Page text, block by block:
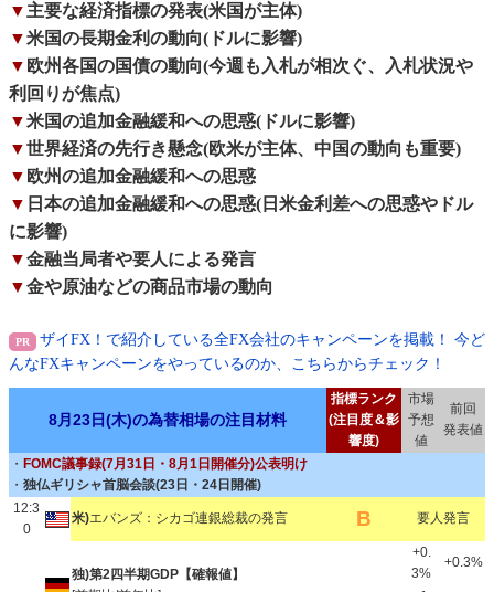
▼主要な経済指標の発表(米国が主体)
▼米国の長期金利の動向(ドルに影響)
▼ 欧州各国の国債の動向(今週も入札が相次ぐ、入札状況や
利回りが焦点)
▼米国の追加金融緩和への思惑(ドルに影響)
▼世界経済の先行き懸念(欧米が主体、中国の動向も重要)
▼ 欧州の追加金融緩和への思惑
▼ 日本の追加金融緩和への思惑(日米金利差への思惑やドル
に影響)
▼金融当局者や要人による発言
▼金や原油などの商品市場の動向
ザイFX！で紹介している全FX会社のキャンペーンを掲載！ 今ど
んなFXキャンペーンをやっているのか、こちらからチェック！
8月23日(木)の為替相場の注目材料
指標ランク
(注目度＆影
響度)
市場
予想
値
前回
発表値
・ FOMC議事録(7月31日・8月1日開催分)公表明け
・ 独仏ギリシャ首脳会談(23日・24日開催)
12:3
0
米)エバンズ：シカゴ連銀総裁の発言 B 要人発言
独)第2四半期GDP【確報値】
+0.
3%
+0.3%